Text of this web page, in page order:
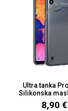
Ultra tanka
Silikonska
Sam...
8,90 €